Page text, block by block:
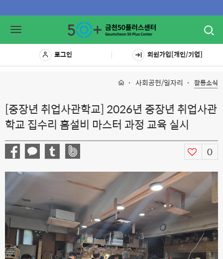
Toggle
로그인 회원가입[개인/기업]
사회공헌/일자리 활동소식
[중장년 취업사관학교] 2026년 중장년 취업사관
학교 집수리 홈설비 마스터 과정 교육 실시
0